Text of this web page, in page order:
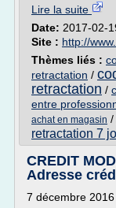
Lire la suite
Date: 2017-02-
Site : http://
Thèmes liés :
retractation /
retractation /
entre
achat en magasin /
retractation 7
CREDIT
Adresse
7 décembre